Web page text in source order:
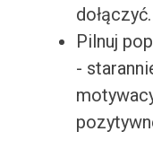
dołączyć.
Pilnuj
-